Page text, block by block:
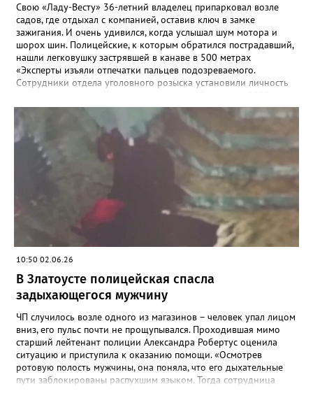
Свою «Ладу-Весту» 36-летний владелец припарковал возле
садов, где отдыхал с компанией, оставив ключ в замке
зажигания. И очень удивился, когда услышал шум мотора и
шорох шин. Полицейские, к которым обратился пострадавший,
нашли легковушку застрявшей в канаве в 500 метрах
«Эксперты изъяли отпечатки пальцев подозреваемого.
Сотрудники отдела уголовного розыска установили личность
рождения. Ранее он состоял на учёте в инспекции по делам
несовершеннолетних за акты вандализма. По горячим следам
подозреваемый был задержан», - рассказали в златоустовском
ОМВД. Молодой человек стал фигурантом уголовного дела по
статье об угоне, а правоохранители призвали автомобилистов
не оставлять машины надолго без внимания, тем более – с
10:50 02.06.26
В Златоусте полицейская спасла
задыхающегося мужчину
ЧП случилось возле одного из магазинов – человек упал лицом
вниз, его пульс почти не прощупывался. Проходившая мимо
старший лейтенант полиции Александра Робертус оценила
ситуацию и приступила к оказанию помощи. «Осмотрев
ротовую полость мужчины, она поняла, что его дыхательные
пути заблокированы распухшим языком. Тогда сотрудница